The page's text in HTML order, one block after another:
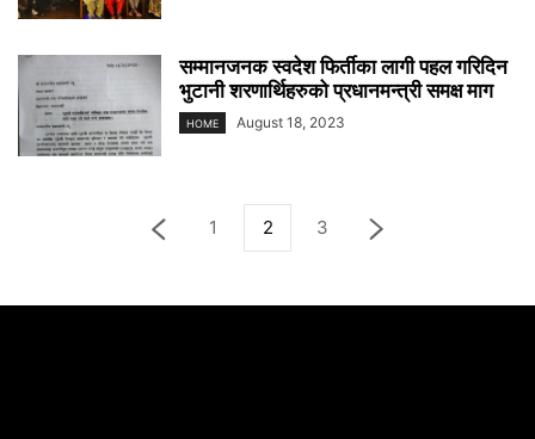
सम्मानजनक स्वदेश फिर्तीका लागी पहल गरिदिन
भुटानी शरणार्थिहरुको प्रधानमन्त्री समक्ष माग
HOME August 18, 2023
1 2 3